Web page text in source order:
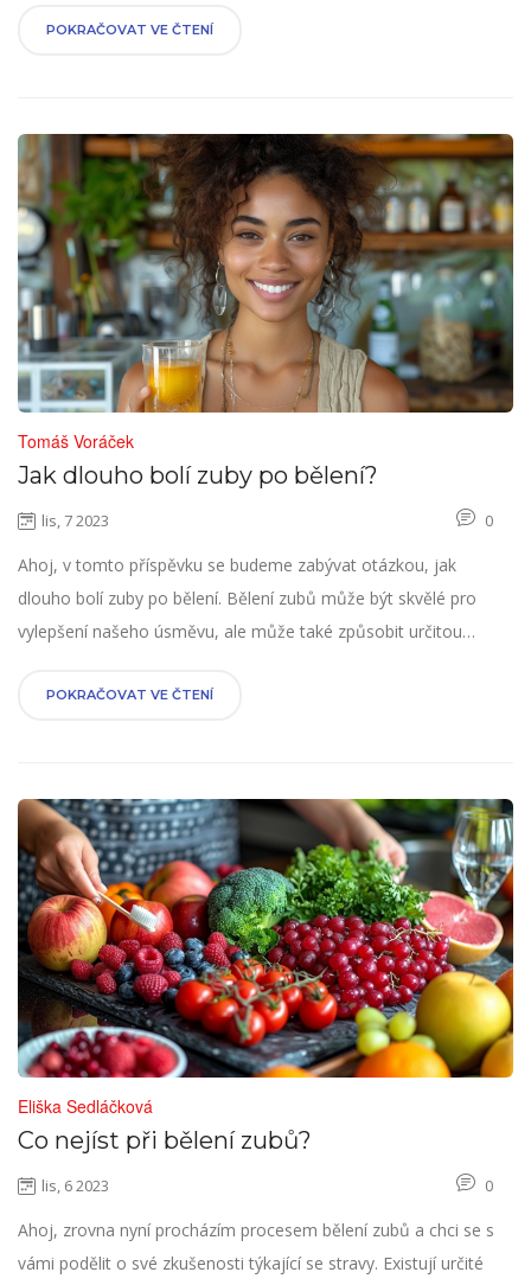
jsem, že efektivita se opravdu liší. Některé sady byly skvělé,
dosáhli těch nejlepších výsledků. Pojďme společně objevit, které
sady na bělení zubů skutečně fungují!
POKRAČOVAT VE ČTENÍ
Tomáš Voráček
Jak dlouho bolí zuby po bělení?
lis, 7 2023 0
Ahoj, v tomto příspěvku se budeme zabývat otázkou, jak
dlouho bolí zuby po bělení. Bělení zubů může být skvělé pro
vylepšení našeho úsměvu, ale může také způsobit určitou
tomu dochází a jaký je průměrný čas, po který může taková
cestě ke zdravějšímu a šťastnějšímu úsměvu.
POKRAČOVAT VE ČTENÍ
Eliška Sedláčková
Co nejíst při bělení zubů?
lis, 6 2023 0
Ahoj, zrovna nyní procházím procesem bělení zubů a chci se s
vámi podělit o své zkušenosti týkající se stravy. Existují určité